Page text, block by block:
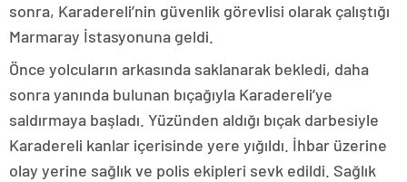
sonra, Karadereli’nin güvenlik görevlisi olarak çalıştığı
Marmaray İstasyonuna geldi.
Önce yolcuların arkasında saklanarak bekledi, daha
sonra yanında bulunan bıçağıyla Karadereli’ye
saldırmaya başladı. Yüzünden aldığı bıçak darbesiyle
Karadereli kanlar içerisinde yere yığıldı. İhbar üzerine
olay yerine sağlık ve polis ekipleri sevk edildi. Sağlık